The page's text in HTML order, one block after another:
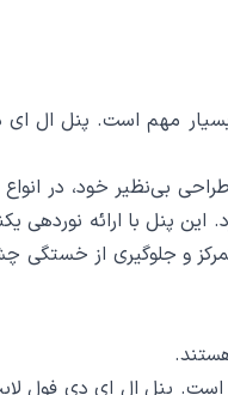
بسیار مهم است. پنل
تمرکز و جلوگیری از
به فرد و طراحی بی‌نظیر
پنل با ارائه نوردهی